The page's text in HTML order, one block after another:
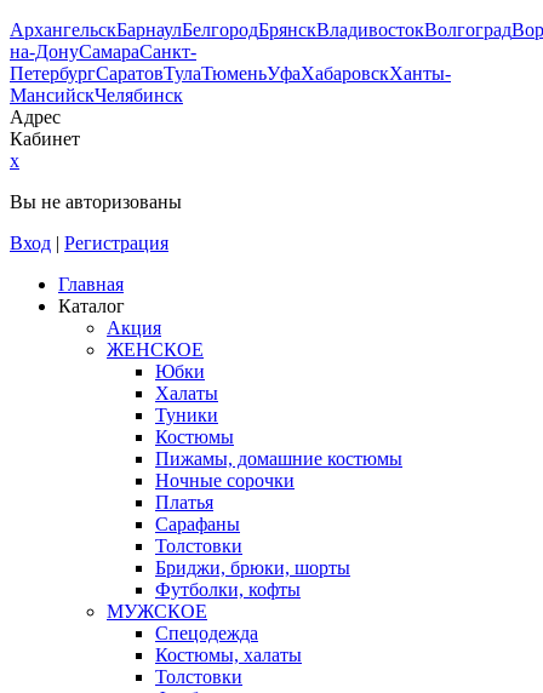
АрхангельскБарнаулБелгородБрянскВладивостокВолгоград
на-ДонуСамараСанкт-
ПетербургСаратовТулаТюменьУфаХабаровскХанты-
МансийскЧелябинск
Адрес
Кабинет
x
Вы не авторизованы
Вход | Регистрация
Главная
Каталог
Акция
ЖЕНСКОЕ
Юбки
Халаты
Туники
Костюмы
Пижамы, домашние костюмы
Ночные сорочки
Платья
Сарафаны
Толстовки
Бриджи, брюки, шорты
Футболки, кофты
МУЖСКОЕ
Спецодежда
Костюмы, халаты
Толстовки